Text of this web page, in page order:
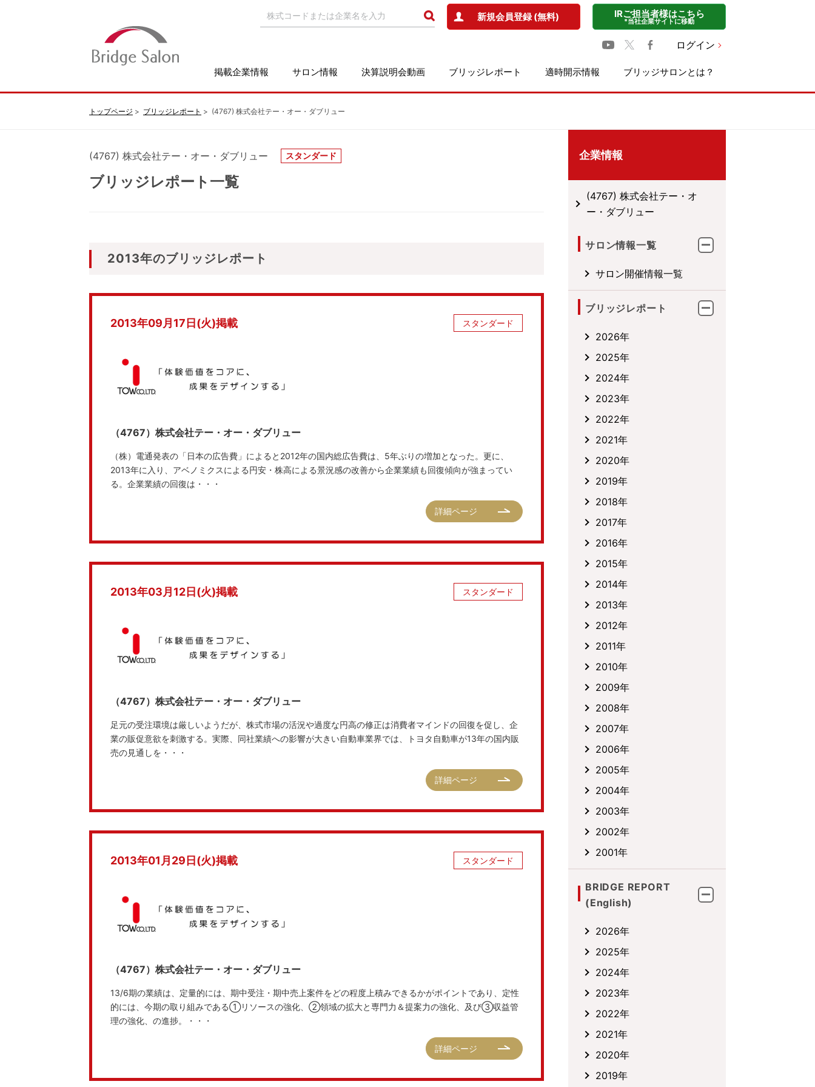
新規会員登録 (無料) IRご担当者様はこちら
*当社企業サイトに移動
ログイン
掲載企業情報 サロン情報 決算説明会動画 ブリッジレポート 適時開示情報 ブリッジサロンとは？
トップページ ブリッジレポート (4767) 株式会社テー・オー・ダブリュー
(4767) 株式会社テー・オー・ダブリュー スタンダード
ブリッジレポート一覧
2013年のブリッジレポート
2013年09月17日(火)掲載 スタンダード
（4767）株式会社テー・オー・ダブリュー
（株）電通発表の「日本の広告費」によると2012年の国内総広告費は、5年ぶりの増加となった。更に、
2013年に入り、アベノミクスによる円安・株高による景況感の改善から企業業績も回復傾向が強まってい
る。企業業績の回復は・・・
詳細ページ
2013年03月12日(火)掲載 スタンダード
（4767）株式会社テー・オー・ダブリュー
足元の受注環境は厳しいようだが、株式市場の活況や過度な円高の修正は消費者マインドの回復を促し、企
業の販促意欲を刺激する。実際、同社業績への影響が大きい自動車業界では、トヨタ自動車が13年の国内販
売の見通しを・・・
詳細ページ
2013年01月29日(火)掲載 スタンダード
（4767）株式会社テー・オー・ダブリュー
13/6期の業績は、定量的には、期中受注・期中売上案件をどの程度上積みできるかがポイントであり、定性
的には、今期の取り組みである①リソースの強化、②領域の拡大と専門力＆提案力の強化、及び③収益管
理の強化、の進捗。・・・
詳細ページ
企業情報
(4767) 株式会社テー・オ
ー・ダブリュー
サロン情報一覧
サロン開催情報一覧
ブリッジレポート
2026年
2025年
2024年
2023年
2022年
2021年
2020年
2019年
2018年
2017年
2016年
2015年
2014年
2013年
2012年
2011年
2010年
2009年
2008年
2007年
2006年
2005年
2004年
2003年
2002年
2001年
BRIDGE REPORT
(English)
2026年
2025年
2024年
2023年
2022年
2021年
2020年
2019年